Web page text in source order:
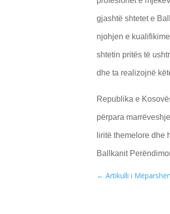
gjashtë shtetet e
njohjen e
shtetin pritës të
dhe ta realizojnë
Republika e
përpara
liritë themelore dhe
Ballkanit
← Artikulli i